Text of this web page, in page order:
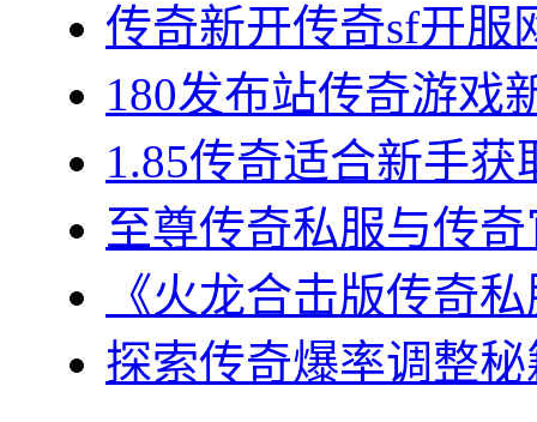
传奇新开传奇sf开服
180发布站传奇游戏
1.85传奇适合新手
至尊传奇私服与传
《火龙合击版传奇
探索传奇爆率调整